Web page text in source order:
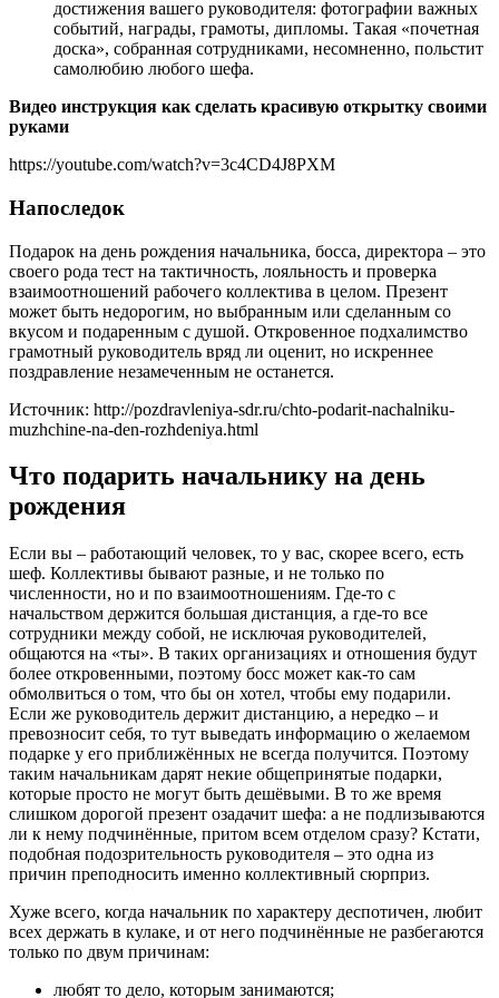
достижения вашего руководителя: фотографии важных
событий, награды, грамоты, дипломы. Такая «почетная
доска», собранная сотрудниками, несомненно, польстит
самолюбию любого шефа.
Видео инструкция как сделать красивую открытку своими
руками
https://youtube.com/watch?v=3c4CD4J8PXM
Напоследок
Подарок на день рождения начальника, босса, директора – это
своего рода тест на тактичность, лояльность и проверка
взаимоотношений рабочего коллектива в целом. Презент
может быть недорогим, но выбранным или сделанным со
вкусом и подаренным с душой. Откровенное подхалимство
грамотный руководитель вряд ли оценит, но искреннее
поздравление незамеченным не останется.
Источник: http://pozdravleniya-sdr.ru/chto-podarit-nachalniku-
muzhchine-na-den-rozhdeniya.html
Что подарить начальнику на день
рождения
Если вы – работающий человек, то у вас, скорее всего, есть
шеф. Коллективы бывают разные, и не только по
численности, но и по взаимоотношениям. Где-то с
начальством держится большая дистанция, а где-то все
сотрудники между собой, не исключая руководителей,
общаются на «ты». В таких организациях и отношения будут
более откровенными, поэтому босс может как-то сам
обмолвиться о том, что бы он хотел, чтобы ему подарили.
Если же руководитель держит дистанцию, а нередко – и
превозносит себя, то тут выведать информацию о желаемом
подарке у его приближённых не всегда получится. Поэтому
таким начальникам дарят некие общепринятые подарки,
которые просто не могут быть дешёвыми. В то же время
слишком дорогой презент озадачит шефа: а не подлизываются
ли к нему подчинённые, притом всем отделом сразу? Кстати,
подобная подозрительность руководителя – это одна из
причин преподносить именно коллективный сюрприз.
Хуже всего, когда начальник по характеру деспотичен, любит
всех держать в кулаке, и от него подчинённые не разбегаются
только по двум причинам:
любят то дело, которым занимаются;